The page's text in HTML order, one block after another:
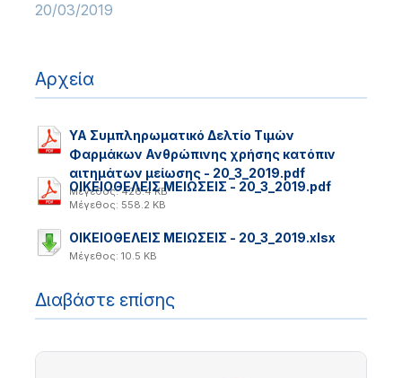
20/03/2019
Αρχεία
ΥΑ Συμπληρωματικό Δελτίο Τιμών
Φαρμάκων Ανθρώπινης χρήσης κατόπιν
αιτημάτων μείωσης - 20_3_2019.pdf
Μέγεθος: 426.4 KB
ΟΙΚΕΙΟΘΕΛΕΙΣ ΜΕΙΩΣΕΙΣ - 20_3_2019.pdf
Μέγεθος: 558.2 KB
ΟΙΚΕΙΟΘΕΛΕΙΣ ΜΕΙΩΣΕΙΣ - 20_3_2019.xlsx
Μέγεθος: 10.5 KB
Διαβάστε επίσης